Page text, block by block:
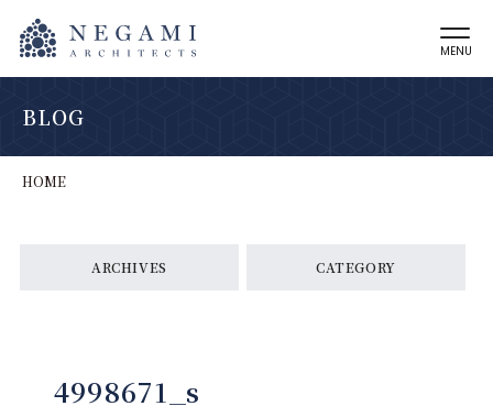
MENU
BLOG
HOME
ARCHIVES CATEGORY
4998671_s